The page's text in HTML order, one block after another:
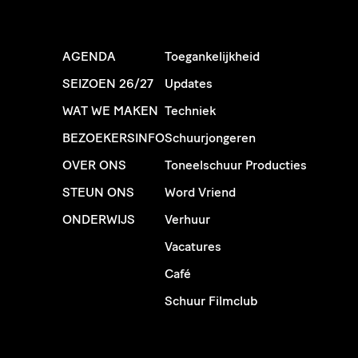
AGENDA
SEIZOEN 26/27
WAT WE MAKEN
BEZOEKERSINFO
OVER ONS
STEUN ONS
ONDERWIJS
Toegankelijkheid
Updates
Techniek
Schuurjongeren
Toneelschuur Producties
Word Vriend
Verhuur
Vacatures
Café
Schuur Filmclub